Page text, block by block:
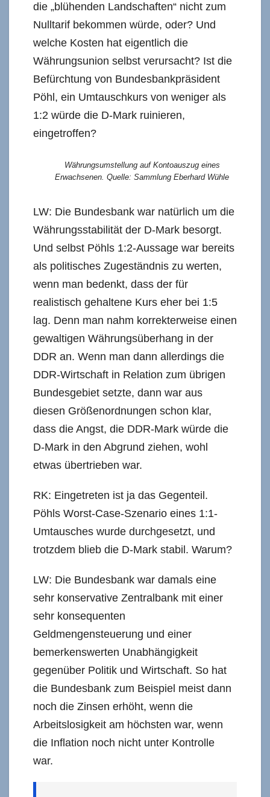
die „blühenden Landschaften“ nicht zum
Nulltarif bekommen würde, oder? Und
welche Kosten hat eigentlich die
Währungsunion selbst verursacht? Ist die
Befürchtung von Bundesbankpräsident
Pöhl, ein Umtauschkurs von weniger als
1:2 würde die D-Mark ruinieren,
eingetroffen?
Währungsumstellung auf Kontoauszug eines
Erwachsenen. Quelle: Sammlung Eberhard Wühle
LW: Die Bundesbank war natürlich um die
Währungsstabilität der D-Mark besorgt.
Und selbst Pöhls 1:2-Aussage war bereits
als politisches Zugeständnis zu werten,
wenn man bedenkt, dass der für
realistisch gehaltene Kurs eher bei 1:5
lag. Denn man nahm korrekterweise einen
gewaltigen Währungsüberhang in der
DDR an. Wenn man dann allerdings die
DDR-Wirtschaft in Relation zum übrigen
Bundesgebiet setzte, dann war aus
diesen Größenordnungen schon klar,
dass die Angst, die DDR-Mark würde die
D-Mark in den Abgrund ziehen, wohl
etwas übertrieben war.
RK: Eingetreten ist ja das Gegenteil.
Pöhls Worst-Case-Szenario eines 1:1-
Umtausches wurde durchgesetzt, und
trotzdem blieb die D-Mark stabil. Warum?
LW: Die Bundesbank war damals eine
sehr konservative Zentralbank mit einer
sehr konsequenten
Geldmengensteuerung und einer
bemerkenswerten Unabhängigkeit
gegenüber Politik und Wirtschaft. So hat
die Bundesbank zum Beispiel meist dann
noch die Zinsen erhöht, wenn die
Arbeitslosigkeit am höchsten war, wenn
die Inflation noch nicht unter Kontrolle
war.